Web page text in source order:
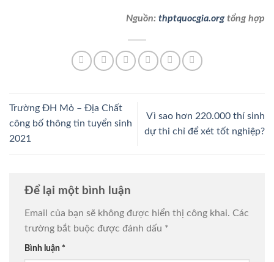
Nguồn: thptquocgia.orgtổng hợp
Trường ĐH Mỏ – Địa Chất
công bố thông tin tuyển sinh
2021
Vì sao hơn 220.000 thí sinh
dự thi chỉ để xét tốt nghiệp?
Để lại một bình luận
Email của bạn sẽ không được hiển thị công khai. Các
trường bắt buộc được đánh dấu *
Bình luận *